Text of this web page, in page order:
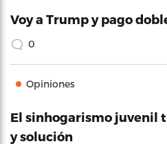
Voy a Trump y pago
0
Opiniones
El sinhogarismo juvenil
y solución